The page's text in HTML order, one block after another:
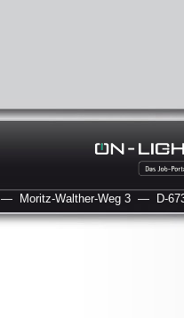
— Moritz-Walther-Weg 3 — D-